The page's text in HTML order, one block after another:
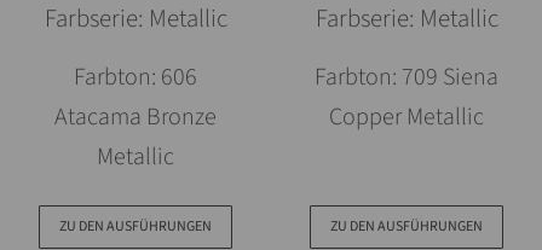
Farbserie: Metallic
Farbton: 606
Atacama Bronze
Metallic
ZU DEN AUSFÜHRUNGEN
Farbserie: Metallic
Farbton: 709 Siena
Copper Metallic
ZU DEN AUSFÜHRUNGEN